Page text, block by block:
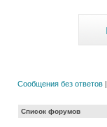
Сообщения без ответов |
Список форумов